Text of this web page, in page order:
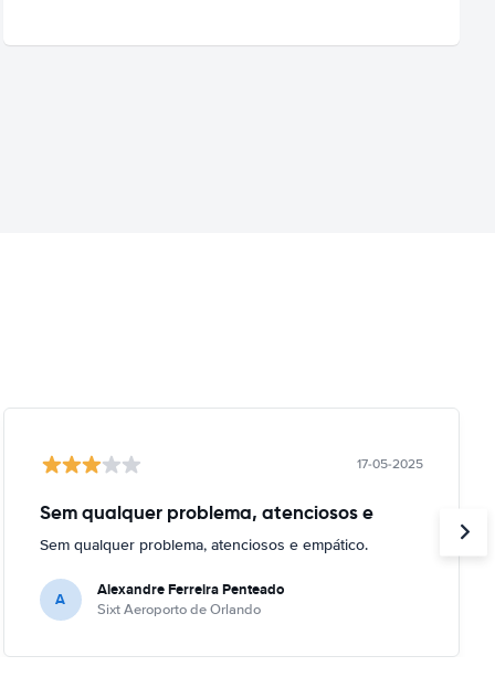
17-05-2025
Sem qualquer problema, atenciosos e
Sem qualquer problema, atenciosos e empático.
A Alexandre Ferreira Penteado
Sixt Aeroporto de Orlando